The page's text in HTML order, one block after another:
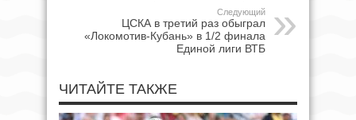
Следующий
ЦСКА в третий раз обыграл
«Локомотив-Кубань» в 1/2 финала
Единой лиги ВТБ
ЧИТАЙТЕ ТАКЖЕ